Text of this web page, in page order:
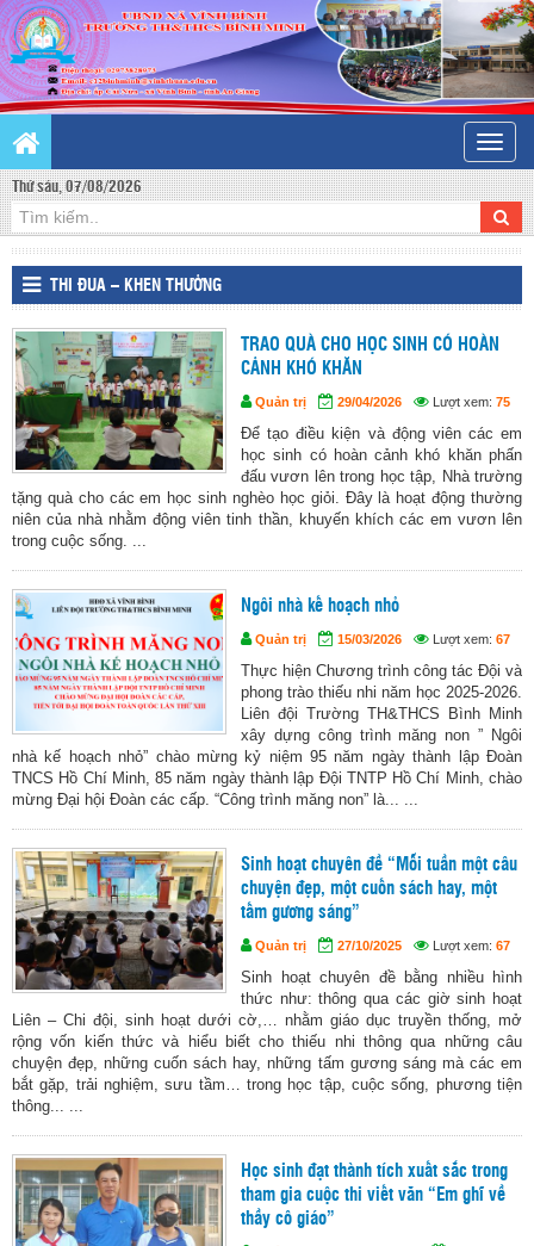
Toggle
Thứ sáu, 07/08/2026
THI ĐUA – KHEN THƯỞNG
TRAO QUÀ CHO HỌC SINH CÓ HOÀN
CẢNH KHÓ KHĂN
Quản trị 29/04/2026 Lượt xem: 75
Để tạo điều kiện và động viên các em
học sinh có hoàn cảnh khó khăn phấn
đấu vươn lên trong học tập, Nhà trường
tặng quà cho các em học sinh nghèo học giỏi. Đây là hoạt động thường
niên của nhà nhằm động viên tinh thần, khuyến khích các em vươn lên
trong cuộc sống. ...
Ngôi nhà kế hoạch nhỏ
Quản trị 15/03/2026 Lượt xem: 67
Thực hiện Chương trình công tác Đội và
phong trào thiếu nhi năm học 2025-2026.
Liên đội Trường TH&THCS Bình Minh
xây dựng công trình măng non ” Ngôi
nhà kế hoạch nhỏ” chào mừng kỷ niệm 95 năm ngày thành lập Đoàn
TNCS Hồ Chí Minh, 85 năm ngày thành lập Đội TNTP Hồ Chí Minh, chào
mừng Đại hội Đoàn các cấp. “Công trình măng non” là... ...
Sinh hoạt chuyên đề “Mỗi tuần một câu
chuyện đẹp, một cuốn sách hay, một
tấm gương sáng”
Quản trị 27/10/2025 Lượt xem: 67
Sinh hoạt chuyên đề bằng nhiều hình
thức như: thông qua các giờ sinh hoạt
Liên – Chi đội, sinh hoạt dưới cờ,… nhằm giáo dục truyền thống, mở
rộng vốn kiến thức và hiểu biết cho thiếu nhi thông qua những câu
chuyện đẹp, những cuốn sách hay, những tấm gương sáng mà các em
bắt gặp, trải nghiệm, sưu tầm… trong học tập, cuộc sống, phương tiện
thông... ...
Học sinh đạt thành tích xuất sắc trong
tham gia cuộc thi viết văn “Em ghĩ về
thầy cô giáo”